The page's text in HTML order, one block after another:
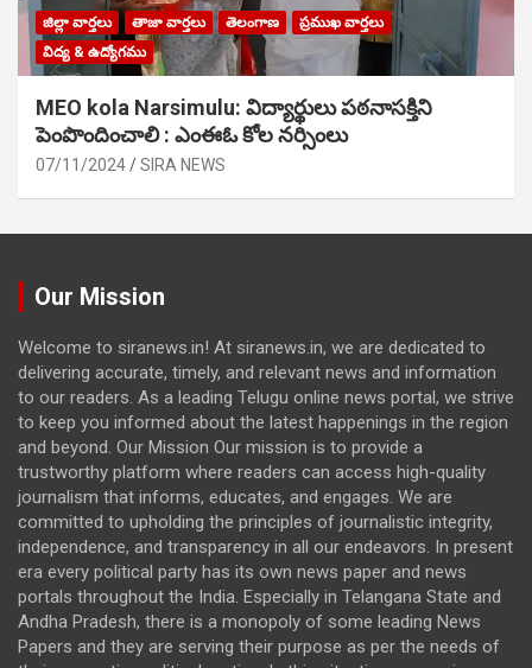
జిల్లా వార్తలు తాజా వార్తలు తెలంగాణ
ప్రముఖ వార్తలు
విద్య & ఉద్యోగము
MEO kola Narsimulu: విద్యార్థులు పఠ‌నాసక్తిని
పెంపొందించాలి : ఎంఈఓ కోల నర్సింలు
07/11/2024 SIRA NEWS
Our Mission
Welcome to siranews.in! At siranews.in, we are dedicated to
delivering accurate, timely, and relevant news and information
to our readers. As a leading Telugu online news portal, we strive
to keep you informed about the latest happenings in the region
and beyond. Our Mission Our mission is to provide a
trustworthy platform where readers can access high-quality
journalism that informs, educates, and engages. We are
committed to upholding the principles of journalistic integrity,
independence, and transparency in all our endeavors. In present
era every political party has its own news paper and news
portals throughout the India. Especially in Telangana State and
Andha Pradesh, there is a monopoly of some leading News
Papers and they are serving their purpose as per the needs of